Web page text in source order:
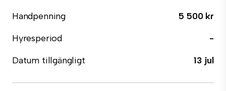
Handpenning
5 500 kr
Hyresperiod
-
Datum tillgängligt
13 jul